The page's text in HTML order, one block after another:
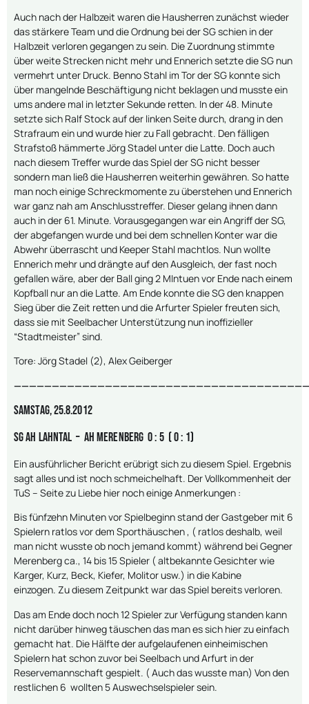
Auch nach der Halbzeit waren die Hausherren zunächst wieder
das stärkere Team und die Ordnung bei der SG schien in der
Halbzeit verloren gegangen zu sein. Die Zuordnung stimmte
über weite Strecken nicht mehr und Ennerich setzte die SG nun
vermehrt unter Druck. Benno Stahl im Tor der SG konnte sich
über mangelnde Beschäftigung nicht beklagen und musste ein
ums andere mal in letzter Sekunde retten. In der 48. Minute
setzte sich Ralf Stock auf der linken Seite durch, drang in den
Strafraum ein und wurde hier zu Fall gebracht. Den fälligen
Strafstoß hämmerte Jörg Stadel unter die Latte. Doch auch
nach diesem Treffer wurde das Spiel der SG nicht besser
sondern man ließ die Hausherren weiterhin gewähren. So hatte
man noch einige Schreckmomente zu überstehen und Ennerich
war ganz nah am Anschlusstreffer. Dieser gelang ihnen dann
auch in der 61. Minute. Vorausgegangen war ein Angriff der SG,
der abgefangen wurde und bei dem schnellen Konter war die
Abwehr überrascht und Keeper Stahl machtlos. Nun wollte
Ennerich mehr und drängte auf den Ausgleich, der fast noch
gefallen wäre, aber der Ball ging 2 MIntuen vor Ende nach einem
Kopfball nur an die Latte. Am Ende konnte die SG den knappen
Sieg über die Zeit retten und die Arfurter Spieler freuten sich,
dass sie mit Seelbacher Unterstützung nun inoffizieller
“Stadtmeister” sind.
Tore: Jörg Stadel (2), Alex Geiberger
Samstag, 25.8.2012
SG AH Lahntal – AH Merenberg 0 : 5 ( 0 : 1)
Ein ausführlicher Bericht erübrigt sich zu diesem Spiel. Ergebnis
sagt alles und ist noch schmeichelhaft. Der Vollkommenheit der
TuS – Seite zu Liebe hier noch einige Anmerkungen :
Bis fünfzehn Minuten vor Spielbeginn stand der Gastgeber mit 6
Spielern ratlos vor dem Sporthäuschen , ( ratlos deshalb, weil
man nicht wusste ob noch jemand kommt) während bei Gegner
Merenberg ca., 14 bis 15 Spieler ( altbekannte Gesichter wie
Karger, Kurz, Beck, Kiefer, Molitor usw.) in die Kabine
einzogen. Zu diesem Zeitpunkt war das Spiel bereits verloren.
Das am Ende doch noch 12 Spieler zur Verfügung standen kann
nicht darüber hinweg täuschen das man es sich hier zu einfach
gemacht hat. Die Hälfte der aufgelaufenen einheimischen
Spielern hat schon zuvor bei Seelbach und Arfurt in der
Reservemannschaft gespielt. ( Auch das wusste man) Von den
restlichen 6 wollten 5 Auswechselspieler sein.